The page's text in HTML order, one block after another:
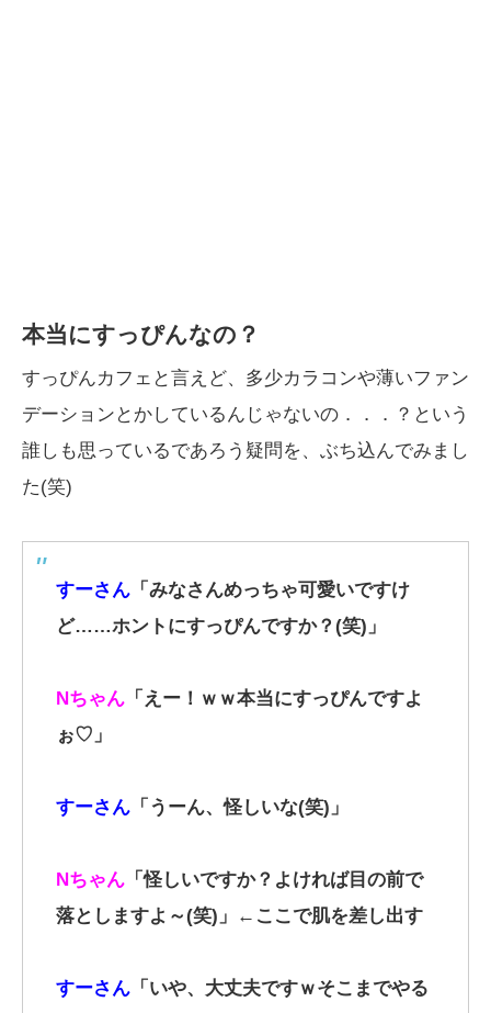
本当にすっぴんなの？
すっぴんカフェと言えど、多少カラコンや薄いファン
デーションとかしているんじゃないの．．．？という
誰しも思っているであろう疑問を、ぶち込んでみまし
た(笑)
すーさん 「みなさんめっちゃ可愛いですけ
ど……ホントにすっぴんですか？(笑)」
Nちゃん 「えー！ｗｗ本当にすっぴんですよ
ぉ♡」
すーさん 「うーん、怪しいな(笑)」
Nちゃん 「怪しいですか？よければ目の前で
落としますよ～(笑)」←ここで肌を差し出す
すーさん 「いや、大丈夫ですｗそこまでやる